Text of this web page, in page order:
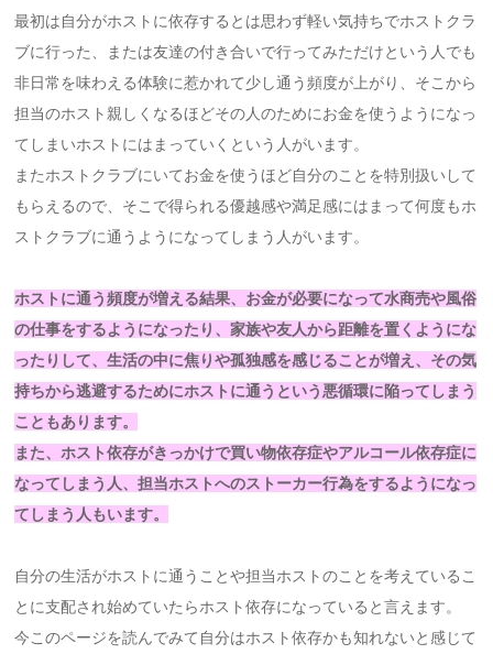
最初は自分がホストに依存するとは思わず軽い気持ちでホストクラ
ブに行った、または友達の付き合いで行ってみただけという人でも
非日常を味わえる体験に惹かれて少し通う頻度が上がり、そこから
担当のホスト親しくなるほどその人のためにお金を使うようになっ
てしまいホストにはまっていくという人がいます。
またホストクラブにいてお金を使うほど自分のことを特別扱いして
もらえるので、そこで得られる優越感や満足感にはまって何度もホ
ストクラブに通うようになってしまう人がいます。
ホストに通う頻度が増える結果、お金が必要になって水商売や風俗
の仕事をするようになったり、家族や友人から距離を置くようにな
ったりして、生活の中に焦りや孤独感を感じることが増え、その気
持ちから逃避するためにホストに通うという悪循環に陥ってしまう
こともあります。
また、ホスト依存がきっかけで買い物依存症やアルコール依存症に
なってしまう人、担当ホストへのストーカー行為をするようになっ
てしまう人もいます。
自分の生活がホストに通うことや担当ホストのことを考えているこ
とに支配され始めていたらホスト依存になっていると言えます。
今このページを読んでみて自分はホスト依存かも知れないと感じて